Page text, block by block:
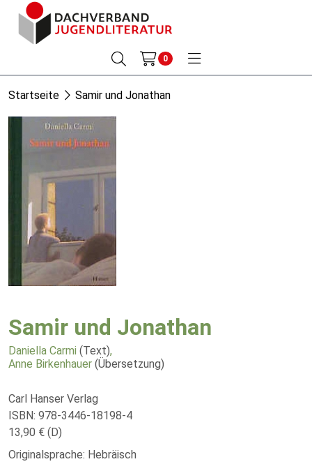
0
Startseite Samir und Jonathan
Samir und Jonathan
Daniella Carmi (Text),
Anne Birkenhauer (Übersetzung)
Carl Hanser Verlag
ISBN: 978-3446-18198-4
13,90 € (D)
Originalsprache: Hebräisch